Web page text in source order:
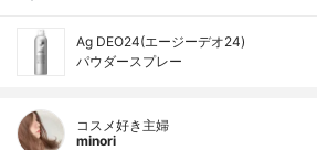
Ag DEO24(エージーデオ24)
パウダースプレー
コスメ好き主婦
minori